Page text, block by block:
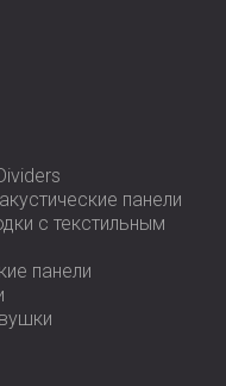
панели
с текстильным
панели